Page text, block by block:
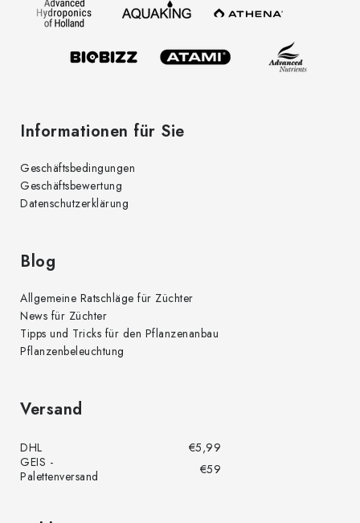
Informationen für Sie
Geschäftsbedingungen
Geschäftsbewertung
Datenschutzerklärung
Blog
Allgemeine Ratschläge für Züchter
News für Züchter
Tipps und Tricks für den Pflanzenanbau
Pflanzenbeleuchtung
Versand
DHL
€5,99
GEIS -
Palettenversand
€59